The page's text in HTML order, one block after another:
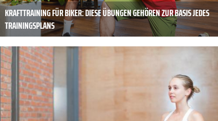
KRAFTTRAINING FÜR BIKER: DIESE ÜBUNGEN GEHÖREN ZUR BASIS JEDES
TRAININGSPLANS